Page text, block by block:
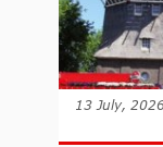
13 July, 2026